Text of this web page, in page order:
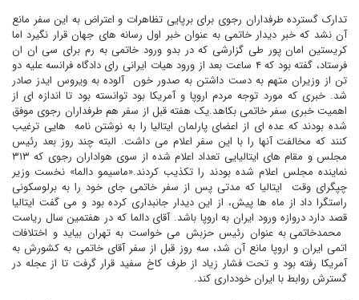
تدارک گسترده طرفداران رجوى براى برپايى تظاهرات و اعتراض به اين سفر مانع
آن نشد که خبر ديدار خاتمى به عنوان خبر اول رسانه هاى جهان قرار نگيرد اما
کريستين امان پور طى گزارشى که در بدو ورود خاتمى به رم براى سى ان ان
فرستاد، گفته بود که ۴ ساعت بعد از ورود هيات ايرانى راى دادگاه فرانسه عليه دو
تن از وزيران متهم به دست داشتن به صدور خون آلوده به ويروس ايدز صادر
شد. خبرى که مورد توجه مردم اروپا و آمريکا بود توانسته بود تا اندازه اى از
اهميت خبرى سفر خاتمى بکاهد.يک هفته قبل از سفر هم طرفداران رجوى موفق
شده بودند که عده اى از اعضاى پارلمان ايتاليا را به نوشتن نامه هايى ترغيب
کنند که مخالفت آنها را با اين سفر اعلام مى داشت. البته چند روز بعد رئيس
مجلس و مقام هاى ايتاليايى تعداد اعلام شده از سوى هواداران رجوى که ۳۱۳
نماينده مجلس اعلام شده بودند را تکذيب کردند.«ماسيمو دالما» نخست وزير
چپگراى وقت
ايتاليا که مدتى پس از سفر خاتمى جاى خود را به برلوسکونى
راستگرا داد از ماه ها پيش، از اين ديدار جانبدارى کرده بود و مى گفت ايتاليا
قصد دارد دروازه ورود ايران به اروپا باشد. آقای دالما که در هفتمين سال رياست
محمدخاتمى به عنوان رئيس حزبش مى خواست به تهران بيايد و اختلافات
اتمى ايران و اروپا مانع آن شد، سه روز قبل از سفر آقای خاتمى به کشورش به
آمريکا رفته بود و تحت فشار زياد از طرف کاخ سفيد قرار گرفت تا از عجله در
گسترش روابط با ايران خوددارى کند.